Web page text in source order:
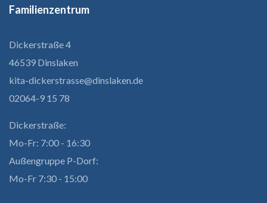
Familienzentrum
Dickerstraße 4
46539 Dinslaken
kita-dickerstrasse@dinslaken.de
02064-9 15 78
Dickerstraße:
Mo-Fr: 7:00 - 16:30
Außengruppe P-Dorf:
Mo-Fr 7:30 - 15:00